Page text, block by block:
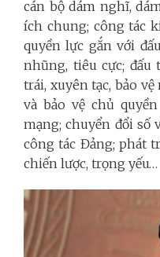
cán bộ dám nghĩ,
ích chung; công tác
quyền lực gắn với
nhũng, tiêu cực; đấu
trái, xuyên tạc, bảo
và bảo vệ chủ
mạng; chuyển đổi số
công tác Đảng; phát
chiến lược, trọng yếu…